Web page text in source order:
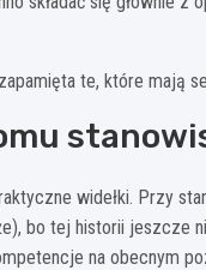
te, które mają
widełki. Przy
bo tej historii jeszcze
na obecnym